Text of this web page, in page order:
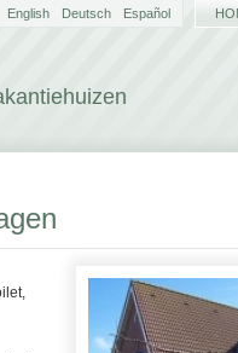
English Deutsch Español